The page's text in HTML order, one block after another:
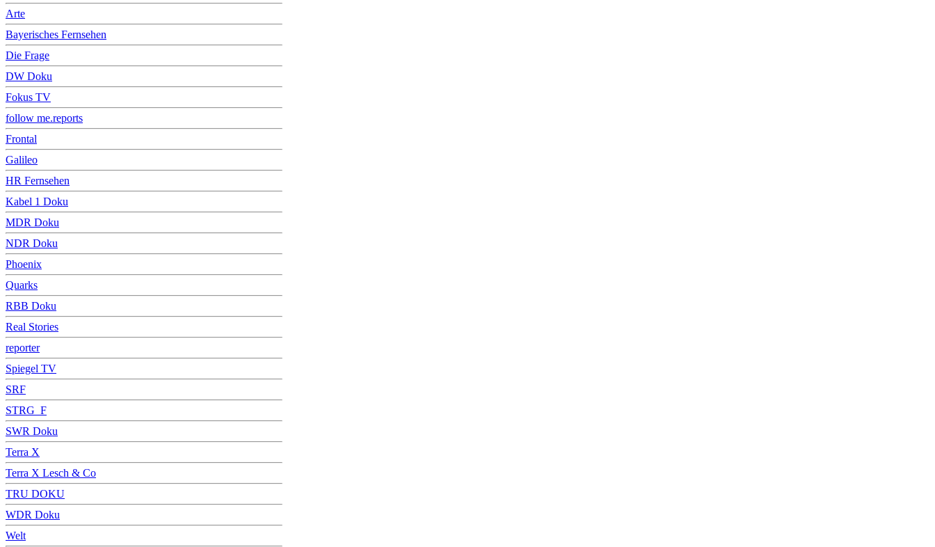
Arte
Bayerisches Fernsehen
Die Frage
DW Doku
Fokus TV
follow me.reports
Frontal
Galileo
HR Fernsehen
Kabel 1 Doku
MDR Doku
NDR Doku
Phoenix
Quarks
RBB Doku
Real Stories
reporter
Spiegel TV
SRF
STRG_F
SWR Doku
Terra X
Terra X Lesch & Co
TRU DOKU
WDR Doku
Welt